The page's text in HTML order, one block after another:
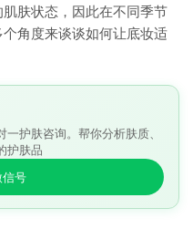
肤状态，因此在不同季节
角度来谈谈如何让底妆适
护肤咨询。帮你分析肤质、
护肤品
号